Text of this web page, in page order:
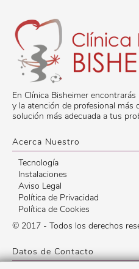
En Clínica Bisheimer
y la atención de profesional más
solución más adecuada a tus
Acerca Nuestro
Tecnología
Instalaciones
Aviso Legal
Política de Privacidad
Política de Cookies
© 2017 - Todos los derechos
Datos de Contacto